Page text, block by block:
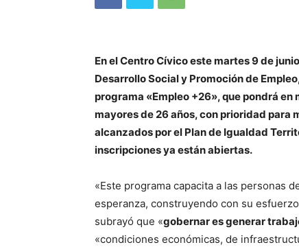
En el Centro Cívico este martes 9 de
Desarrollo Social y Promoción de
programa «Empleo +26», que pondrá
mayores de 26 años, con prioridad para
alcanzados por el Plan de Igualdad
inscripciones ya están abiertas.
«Este programa capacita a las personas
esperanza, construyendo con su
subrayó que «gobernar es generar
«condiciones económicas, de